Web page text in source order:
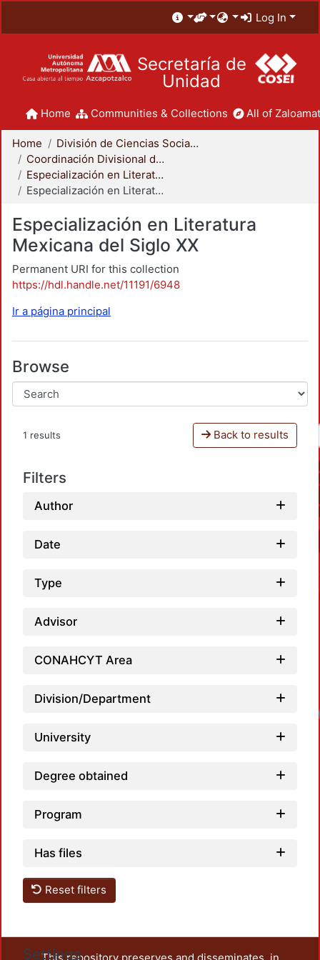
Log In
Secretaría de
Unidad
Home Communities & Collections All of
Home
División de Ciencias Sociales y Humanidades
Coordinación Divisional de Posgrado
Especialización en Literatura Mexicana del Siglo XX
Especialización en Literatura Mexicana del Siglo XX
Especialización en Literatura
Mexicana del Siglo XX
Permanent URI for this collection
https://hdl.handle.net/11191/6948
Ir a página principal
Browse
1 results Back to results
Filters
Author
Date
Type
Advisor
CONAHCYT Area
Division/Department
University
Degree obtained
Program
Has files
Reset filters
Settings